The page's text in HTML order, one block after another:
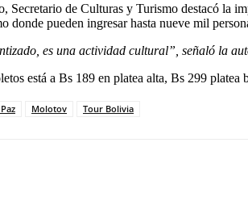
Secretario de Culturas y Turismo destacó la
donde pueden ingresar hasta nueve mil
es una actividad cultural”, señaló la
está a Bs 189 en platea alta, Bs 299
Molotov Tour Bolivia